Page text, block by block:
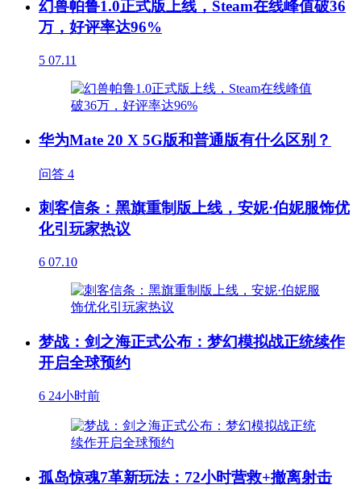
幻兽帕鲁1.0正式版上线，Steam在线峰值破36
万，好评率达96%
5 07.11
华为Mate 20 X 5G版和普通版有什么区别？
问答 4
刺客信条：黑旗重制版上线，安妮·伯妮服饰优
化引玩家热议
6 07.10
梦战：剑之海正式公布：梦幻模拟战正统续作
开启全球预约
6 24小时前
孤岛惊魂7革新玩法：72小时营救+撤离射击